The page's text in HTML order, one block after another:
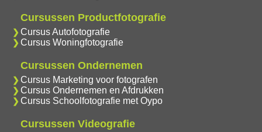
Cursussen Productfotografie
Cursus Autofotografie
Cursus Woningfotografie
Cursussen Ondernemen
Cursus Marketing voor fotografen
Cursus Ondernemen en Afdrukken
Cursus Schoolfotografie met Oypo
Cursussen Videografie